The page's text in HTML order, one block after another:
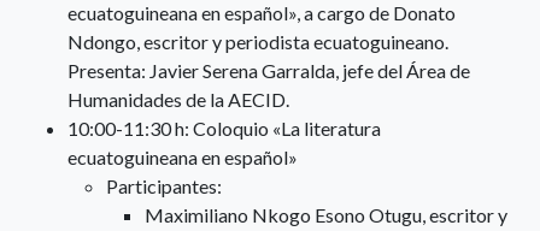
ecuatoguineana en español», a cargo de Donato
Ndongo, escritor y periodista ecuatoguineano.
Presenta: Javier Serena Garralda, jefe del Área de
Humanidades de la AECID.
10:00-11:30 h: Coloquio «La literatura
ecuatoguineana en español»
Participantes:
Maximiliano Nkogo Esono Otugu, escritor y